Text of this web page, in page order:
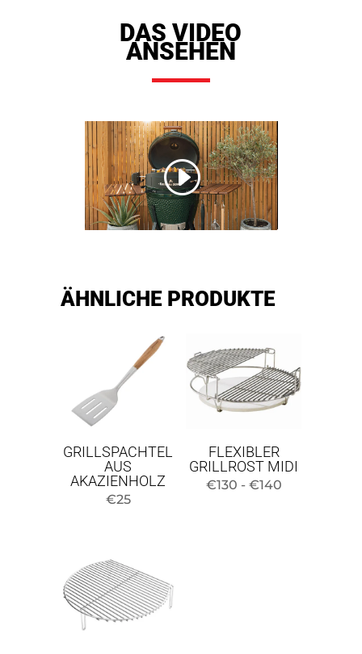
DAS VIDEO
ANSEHEN
ÄHNLICHE PRODUKTE
GRILLSPACHTEL
AUS
AKAZIENHOLZ
€25
FLEXIBLER
GRILLROST MIDI
€130 - €140